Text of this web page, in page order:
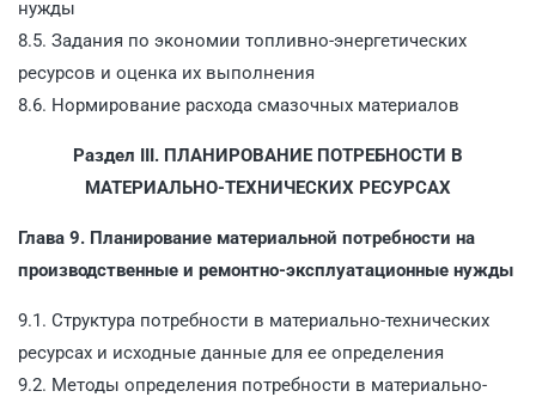
нужды
8.5. Задания по экономии топливно-энергетических
ресурсов и оценка их выполнения
8.6. Нормирование расхода смазочных материалов
Раздел III. ПЛАНИРОВАНИЕ ПОТРЕБНОСТИ В
МАТЕРИАЛЬНО-ТЕХНИЧЕСКИХ РЕСУРСАХ
Глава 9. Планирование материальной потребности на
производственные и ремонтно-эксплуатационные нужды
9.1. Структура потребности в материально-технических
ресурсах и исходные данные для ее определения
9.2. Методы определения потребности в материально-